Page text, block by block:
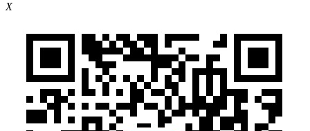
X